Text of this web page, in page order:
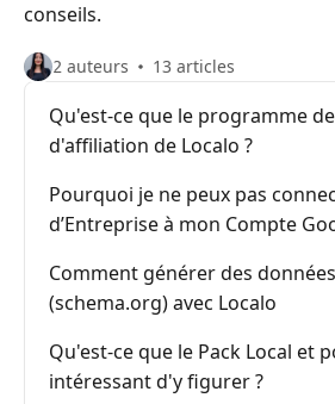
conseils.
2 auteurs 13 articles
Qu'est-ce que le programme
d'affiliation de Localo ?
Pourquoi je ne peux pas
d’Entreprise à mon Compte
Comment générer des
(schema.org) avec Localo
Qu'est-ce que le Pack Local et
intéressant d'y figurer ?